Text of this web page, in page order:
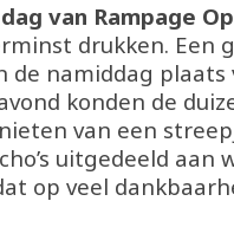
van Rampage
drukken. Een
de namiddag plaats
konden de
van een
uitgedeeld aan
op veel